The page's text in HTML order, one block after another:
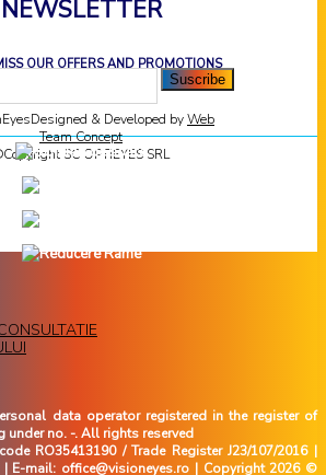
NEWSLETTER
OUR OFFERS AND PROMOTIONS
Designed & Developed byWeb
Team Concept
SC OPTIEYES SRL
data operator registered in the register of
no. -. All rights reserved
RO35413190 / Trade Register J23/107/2016 |
| E-mail: office@visioneyes.ro | Copyright 2026 ©